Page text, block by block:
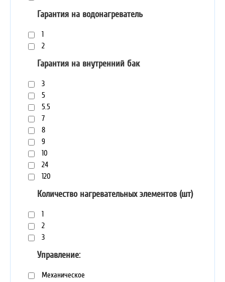
Гарантия на водонагреватель
1
2
Гарантия на внутренний бак
3
5
5.5
7
8
9
10
24
120
Количество нагревательных элементов (шт)
1
2
3
Управление:
Механическое